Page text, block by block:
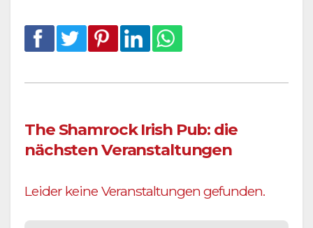
The Shamrock Irish Pub: die
nächsten Veranstaltungen
Leider keine Veranstaltungen gefunden.